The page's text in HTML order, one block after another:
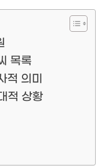
목록
적 의미
적 상황